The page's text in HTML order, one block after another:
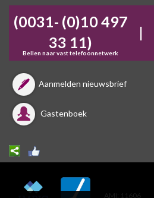
(0031- (0)10 497
33 11)
Bellen naar vast telefoonnetwerk
|
Aanmelden nieuwsbrief
Gastenboek
AMI: 11606